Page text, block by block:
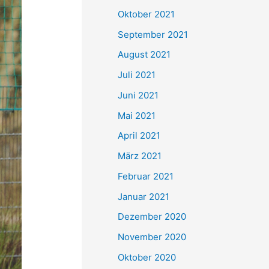
e
n
h
:
Oktober 2021
September 2021
August 2021
Juli 2021
Juni 2021
Mai 2021
April 2021
März 2021
Februar 2021
Januar 2021
Dezember 2020
November 2020
Oktober 2020